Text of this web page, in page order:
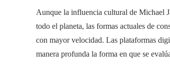
Aunque la influencia cultural de Michael
todo el planeta, las formas actuales de
con mayor velocidad. Las plataformas
manera profunda la forma en que se